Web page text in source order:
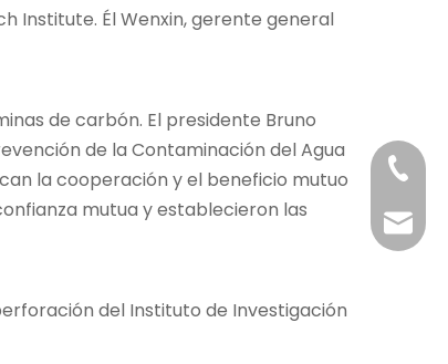
Institute. Él Wenxin, gerente general
de carbón. El presidente Bruno
de la Contaminación del Agua
la cooperación y el beneficio mutuo
mutua y establecieron las
del Instituto de Investigación
+86-
+86-